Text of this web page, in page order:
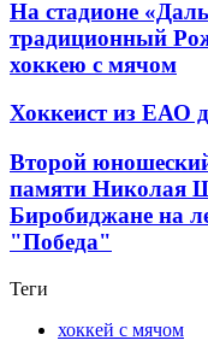
На стадионе
традиционный
хоккею с мячом
Хоккеист из ЕАО
Второй
памяти Николая
Биробиджане на
"Победа"
Теги
хоккей с мячом